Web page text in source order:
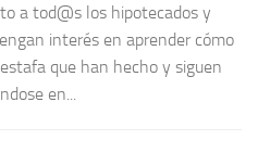
a tod@s los hipotecados y
interés en aprender cómo
que han hecho y siguen
en...